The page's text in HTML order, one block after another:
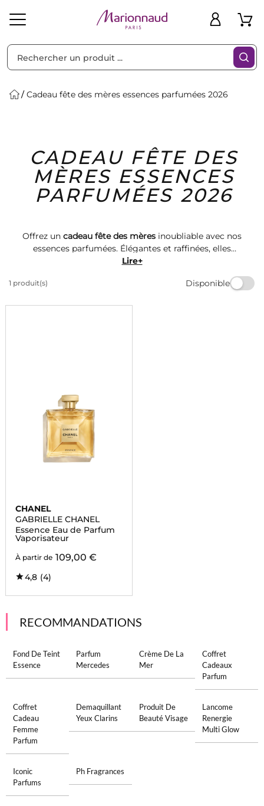
Solaire Homme Marques Idées
Cadeaux
Bons
Plans
Cadeau fête des mères essences parfumées 2026
CADEAU FÊTE DES
MÈRES ESSENCES
PARFUMÉES 2026
Offrez un cadeau fête des mères inoubliable avec nos
essences parfumées. Élégantes et raffinées, elles
apportent une touche de luxe à chaque moment.
plaisir, ces fragrances sont le choix idéal pour une
Lire+
1 produit(s) Disponible
Filtres
CHANEL
GABRIELLE CHANEL
Essence Eau de Parfum
Vaporisateur
À partir de 109,00 €
4,8 (4)
RECOMMANDATIONS
Fond De Teint
Essence
Parfum
Mercedes
Crème De La
Mer
Coffret
Cadeaux
Parfum
Coffret
Cadeau
Femme
Parfum
Demaquillant
Yeux Clarins
Produit De
Beauté Visage
Lancome
Renergie
Multi Glow
Iconic
Parfums
Ph Fragrances